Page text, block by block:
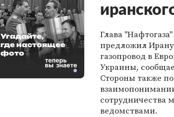
Глава
предложил
газопровод в
Украины,
Стороны также
сотрудничества
ведомствами.
Угадайте,
где настоящее
фото